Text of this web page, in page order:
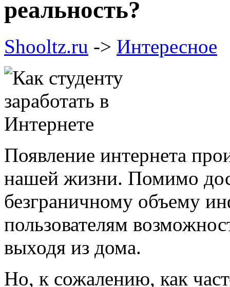
реальность?
Shooltz.ru -> Интересное
Появление интернета
нашей жизни. Помимо
безграничному объему
пользователям
выходя из дома.
Но, к сожалению, как